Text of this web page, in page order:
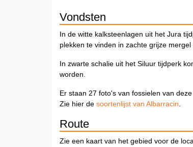
Vondsten
In de witte kalksteenlagen uit het Jura
plekken te vinden in zachte grijze
In zwarte schalie uit het Siluur tijdperk
worden.
Er staan 27 foto's van fossielen van
Zie hier de soortenlijst van Albarracin
Route
Zie een kaart van het gebied voor de